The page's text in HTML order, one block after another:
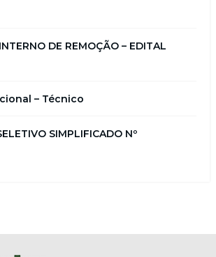
DE REMOÇÃO – EDITAL
– Técnico
SIMPLIFICADO Nº